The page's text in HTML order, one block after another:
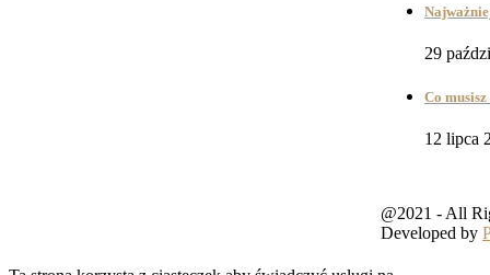
29
Co
12 lipca
@2021 - All
Developed by